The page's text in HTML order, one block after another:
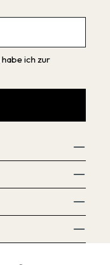
habe ich zur